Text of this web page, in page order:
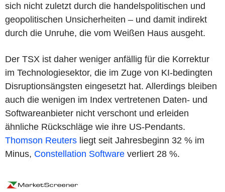
sich nicht zuletzt durch die handelspolitischen und
geopolitischen Unsicherheiten – und damit indirekt
durch die Unruhe, die vom Weißen Haus ausgeht.
Der TSX ist daher weniger anfällig für die Korrektur
im Technologiesektor, die im Zuge von KI-bedingten
Disruptionsängsten eingesetzt hat. Allerdings bleiben
auch die wenigen im Index vertretenen Daten- und
Softwareanbieter nicht verschont und erleiden
ähnliche Rückschläge wie ihre US-Pendants.
Thomson Reuters liegt seit Jahresbeginn 32 % im
Minus, Constellation Software verliert 28 %.